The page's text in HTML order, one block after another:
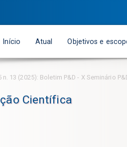
Início Atual Objetivos e
n. 13 (2025): Boletim P&D - X Seminário
Científica